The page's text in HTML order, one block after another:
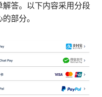
答。以下内容采用分段
部分。